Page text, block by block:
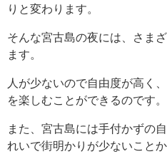
りと変わります。
そんな宮古島の夜には、さま
ます。
人が少ないので自由度が高く
を楽しむことができるのです。
また、宮古島には手付かずの
れいで街明かりが少ないこと